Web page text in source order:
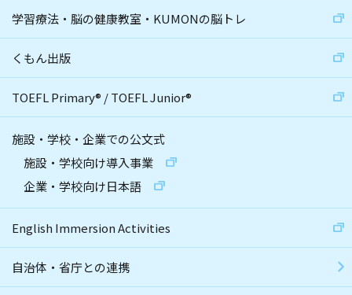
学習療法・脳の健康教室・KUMONの脳トレ
くもん出版
TOEFL Primary® /TOEFL Junior®
施設・学校・企業での公文式
施設・学校向け導入事業
企業・学校向け日本語
English Immersion Activities
自治体・省庁との連携